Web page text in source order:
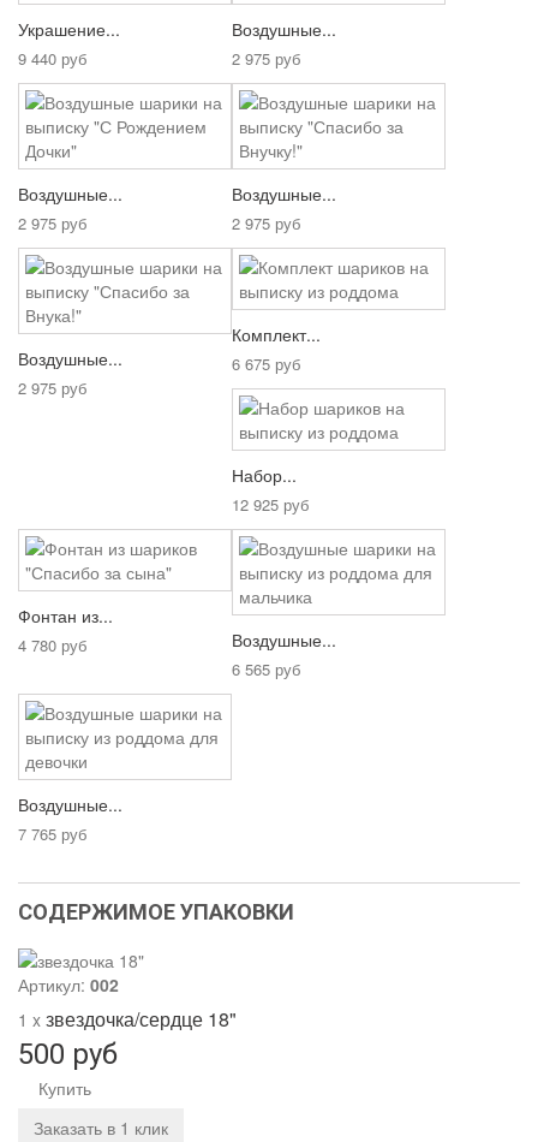
Украшение...
9 440 руб
Воздушные...
2 975 руб
Воздушные...
2 975 руб
Воздушные...
2 975 руб
Воздушные...
2 975 руб
Комплект...
6 675 руб
Набор...
12 925 руб
Фонтан из...
4 780 руб Воздушные...
6 565 руб
Воздушные...
7 765 руб
СОДЕРЖИМОЕ УПАКОВКИ
Артикул: 002
1 x звездочка/сердце 18"
500 руб
Купить
Заказать в 1 клик